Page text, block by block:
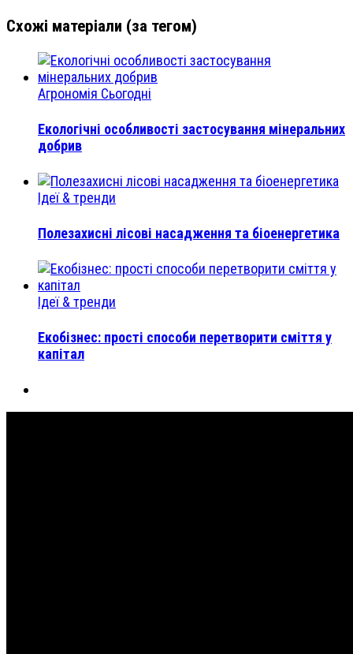
Схожі матеріали (за тегом)
Агрономія Сьогодні
Екологічні особливості застосування мінеральних
добрив
Ідеї & тренди
Полезахисні лісові насадження та біоенергетика
Ідеї & тренди
Екобізнес: прості способи перетворити сміття у
капітал